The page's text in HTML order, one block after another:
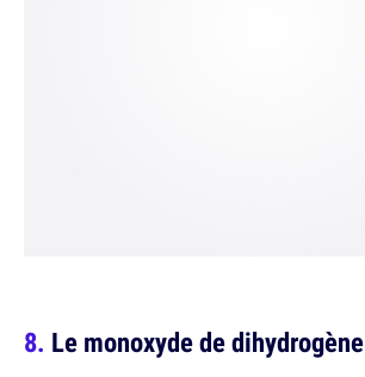
Le monoxyde de dihydrogène